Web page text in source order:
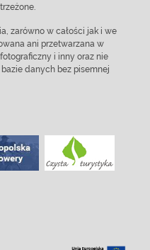
zarówno w całości jak i we
ani przetwarzana w
i inny oraz nie
danych bez pisemnej